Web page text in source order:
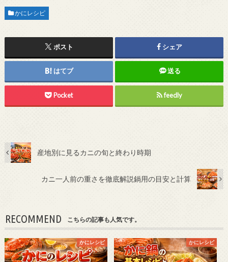
かにレシピ
ポスト シェア
はてブ 送る
Pocket feedly
産地別に見るカニの旬と終わり時期
カニ一人前の重さを徹底解説鍋用の目安と計算
RECOMMEND こちらの記事も人気です。
かにレシピ かにレシピ